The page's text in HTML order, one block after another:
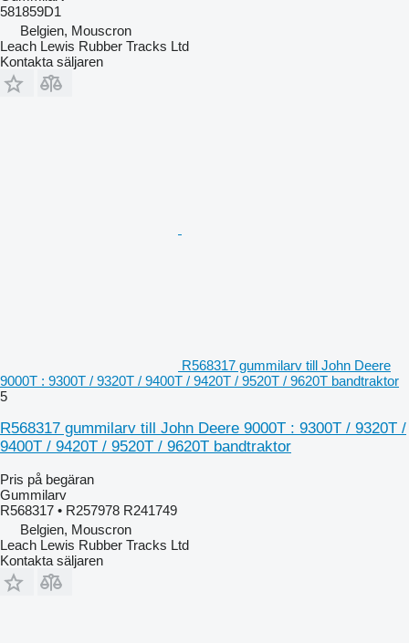
581859D1
Belgien, Mouscron
Leach Lewis Rubber Tracks Ltd
Kontakta säljaren
R568317 gummilarv till John Deere
9000T : 9300T / 9320T / 9400T / 9420T / 9520T / 9620T bandtraktor
5
R568317 gummilarv till John Deere 9000T : 9300T / 9320T /
9400T / 9420T / 9520T / 9620T bandtraktor
Pris på begäran
Gummilarv
R568317 • R257978 R241749
Belgien, Mouscron
Leach Lewis Rubber Tracks Ltd
Kontakta säljaren